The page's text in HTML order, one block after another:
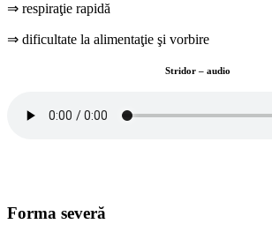
⇒ respiraţie rapidă
⇒ dificultate la alimentaţie şi vorbire
Stridor – audio
Forma severă